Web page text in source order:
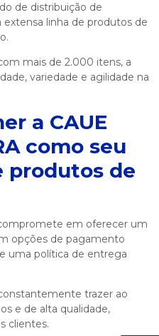
de distribuição de
linha de produtos de
mais de 2.000 itens, a
variedade e agilidade na
a CAUE
como seu
produtos de
em oferecer um
opções de pagamento
uma política de entrega
trazer ao
e de alta qualidade,
clientes.